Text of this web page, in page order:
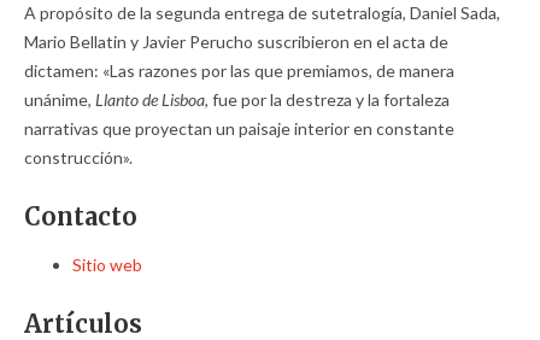
A propósito de la segunda entrega de sutetralogía, Daniel Sada,
Mario Bellatin y Javier Perucho suscribieron en el acta de
dictamen: «Las razones por las que premiamos, de manera
unánime, Llanto de Lisboa, fue por la destreza y la fortaleza
narrativas que proyectan un paisaje interior en constante
construcción».
Contacto
Sitio web
Artículos